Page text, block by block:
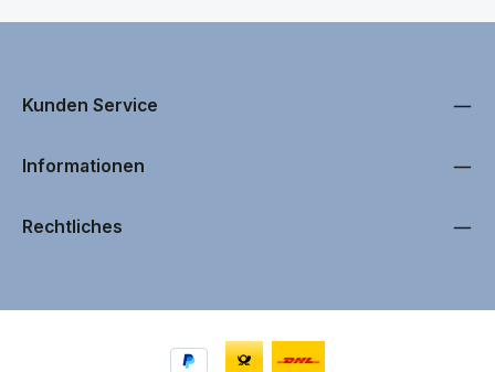
Kunden Service
Informationen
Rechtliches